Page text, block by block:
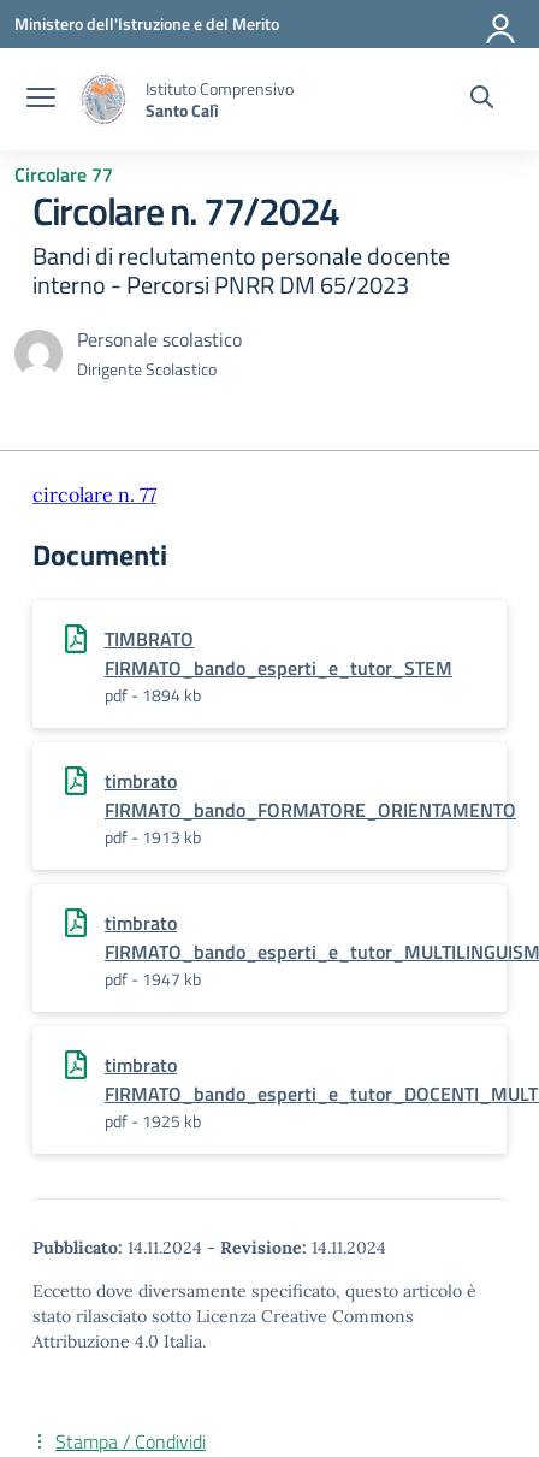
Vai ai contenuti
Vai al menu di navigazione
Vai al footer
Ministero dell'Istruzione e del Merito
Istituto Comprensivo
Santo Calì
Circolare 77
Circolare n. 77/2024
Bandi di reclutamento personale docente
interno - Percorsi PNRR DM 65/2023
Personale scolastico
Dirigente Scolastico
circolare n. 77
Documenti
TIMBRATO
FIRMATO_bando_esperti_e_tutor_STEM
pdf - 1894 kb
timbrato
FIRMATO_bando_FORMATORE_ORIENTAMENTO
pdf - 1913 kb
timbrato
pdf - 1947 kb
timbrato
pdf - 1925 kb
Pubblicato: 14.11.2024 - Revisione: 14.11.2024
Eccetto dove diversamente specificato, questo articolo è
stato rilasciato sotto Licenza Creative Commons
Attribuzione 4.0 Italia.
Stampa / Condividi